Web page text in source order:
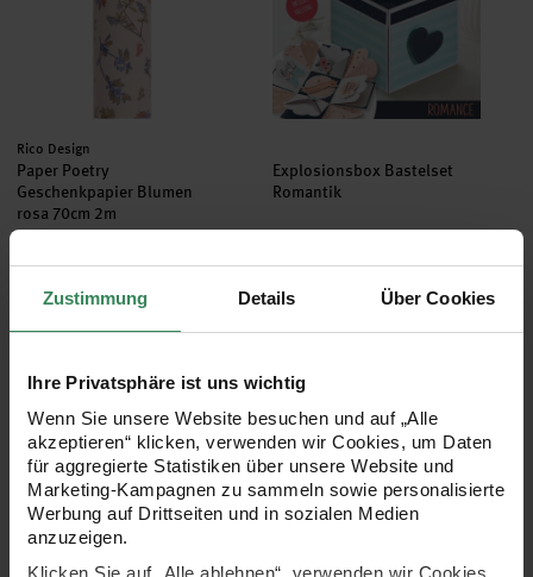
Zustimmung Details Über Cookies
Ihre Privatsphäre ist uns wichtig
Wenn Sie unsere Website besuchen und auf „Alle
akzeptieren“ klicken, verwenden wir Cookies, um Daten
für aggregierte Statistiken über unsere Website und
Marketing-Kampagnen zu sammeln sowie personalisierte
Werbung auf Drittseiten und in sozialen Medien
anzuzeigen.
Klicken Sie auf „Alle ablehnen“, verwenden wir Cookies
Hersteller:
Rico Design
Paper Poetry
Geschenkpapier Blumen
rosa 70cm 2m
2,00 €
3,99 €
Inhalt:
2,00 m (1,00 € / 1 m)
Explosionsbox Bastelset
Romantik
6,99 €
Paper Poetry Geschenkpapier uni pink 70cm 2m
Paper Poetry Geschenkpapier